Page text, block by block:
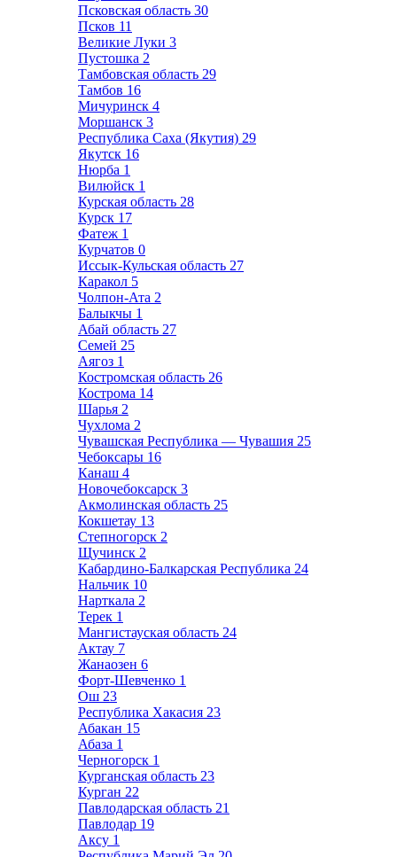
Псковская область 30
Псков 11
Великие Луки 3
Пустошка 2
Тамбовская область 29
Тамбов 16
Мичуринск 4
Моршанск 3
Республика Саха (Якутия) 29
Якутск 16
Нюрба 1
Вилюйск 1
Курская область 28
Курск 17
Фатеж 1
Курчатов 0
Иссык-Кульская область 27
Каракол 5
Чолпон-Ата 2
Балыкчы 1
Абай область 27
Семей 25
Аягоз 1
Костромская область 26
Кострома 14
Шарья 2
Чухлома 2
Чувашская Республика — Чувашия 25
Чебоксары 16
Канаш 4
Новочебоксарск 3
Акмолинская область 25
Кокшетау 13
Степногорск 2
Щучинск 2
Кабардино-Балкарская Республика 24
Нальчик 10
Нарткала 2
Терек 1
Мангистауская область 24
Актау 7
Жанаозен 6
Форт-Шевченко 1
Ош 23
Республика Хакасия 23
Абакан 15
Абаза 1
Черногорск 1
Курганская область 23
Курган 22
Павлодарская область 21
Павлодар 19
Аксу 1